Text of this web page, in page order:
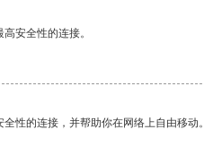
安全性的连接。
性的连接，并帮助你在网络上自由移动。